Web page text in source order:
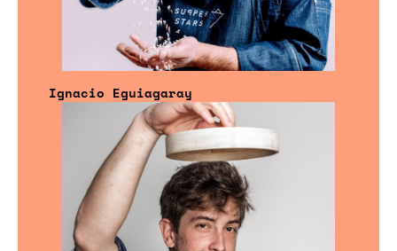
Ignacio Eguiagaray